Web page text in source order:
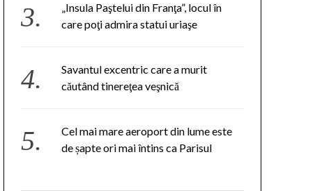
„Insula Paştelui din Franţa”, locul în
care poţi admira statui uriaşe
Savantul excentric care a murit
căutând tinereţea veşnică
Cel mai mare aeroport din lume este
de șapte ori mai întins ca Parisul